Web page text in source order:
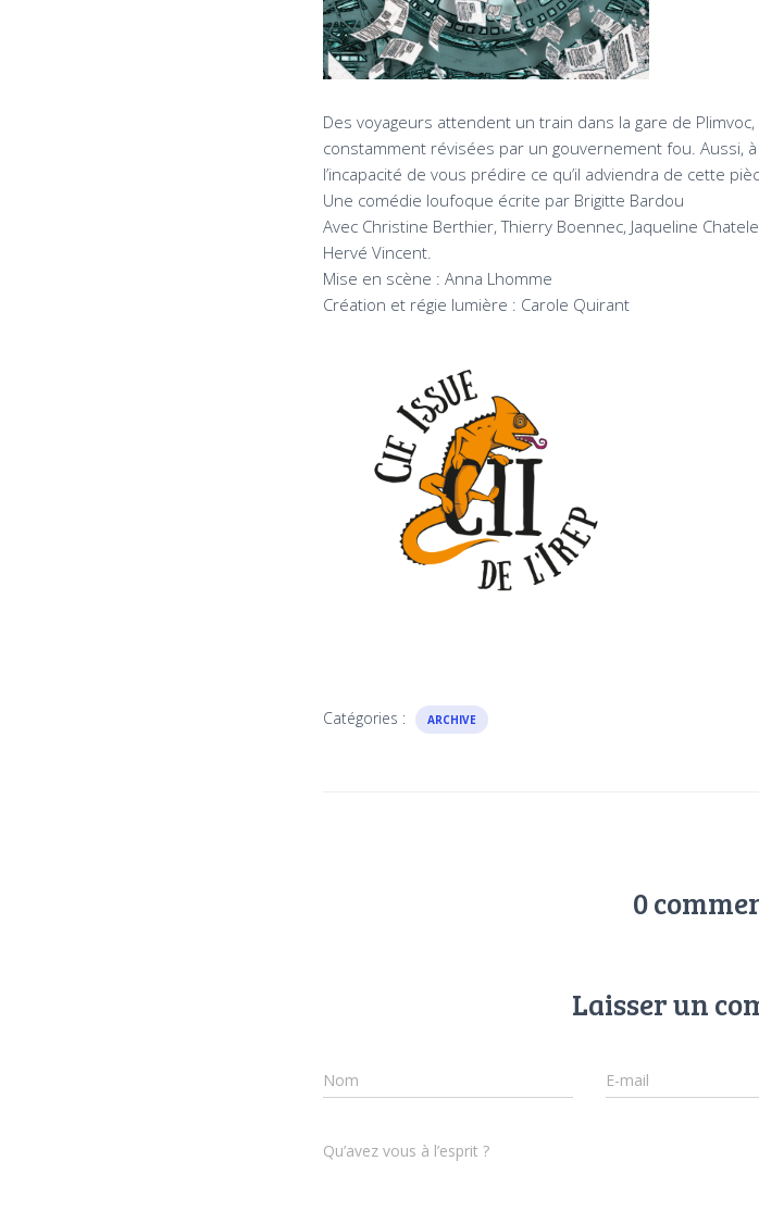
Des voyageurs attendent un train dans la gare de
constamment révisées par un gouvernement fou. Aussi,
l’incapacité de vous prédire ce qu’il adviendra de cette
Une comédie loufoque écrite par Brigitte Bardou
Avec Christine Berthier, Thierry Boennec, Jaqueline
Hervé Vincent.
Mise en scène : Anna Lhomme
Création et régie lumière : Carole Quirant
Catégories : ARCHIVE
0
Laisser un
Nom E-mail
Qu’avez vous à l’esprit ?